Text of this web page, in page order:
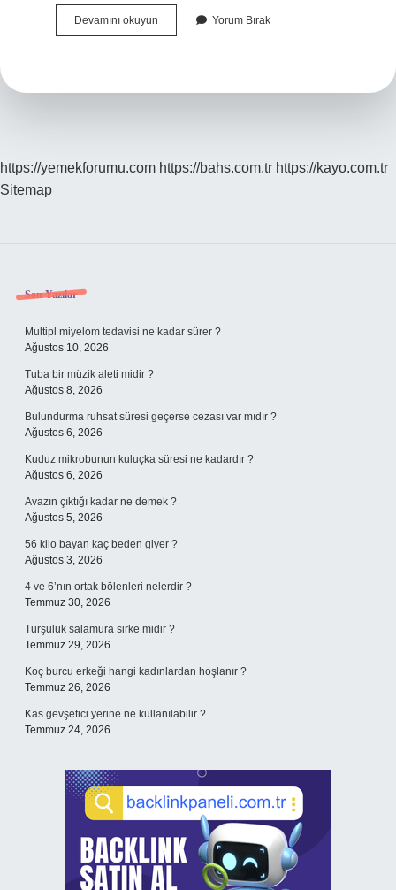
Devamını okuyun
Şerbeti
Yorum Bırak
https://yemekforumu.com https://bahs.com.tr https://kayo.com.tr
Sitemap
Sidebar
Son Yazılar
Multipl miyelom tedavisi ne kadar sürer ?
Ağustos 10, 2026
Tuba bir müzik aleti midir ?
Ağustos 8, 2026
Bulundurma ruhsat süresi geçerse cezası var mıdır ?
Ağustos 6, 2026
Kuduz mikrobunun kuluçka süresi ne kadardır ?
Ağustos 6, 2026
Avazın çıktığı kadar ne demek ?
Ağustos 5, 2026
56 kilo bayan kaç beden giyer ?
Ağustos 3, 2026
4 ve 6’nın ortak bölenleri nelerdir ?
Temmuz 30, 2026
Turşuluk salamura sirke midir ?
Temmuz 29, 2026
Koç burcu erkeği hangi kadınlardan hoşlanır ?
Temmuz 26, 2026
Kas gevşetici yerine ne kullanılabilir ?
Temmuz 24, 2026